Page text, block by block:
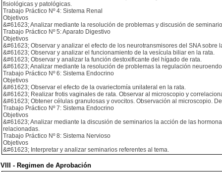
fisiológicas y patológicas.
Trabajo Práctico Nº 4: Sistema Renal
Objetivos
&#61623; Analizar mediante la resolución de problemas y discusión de
Trabajo Práctico Nº 5: Aparato Digestivo
Objetivos
&#61623; Observar y analizar el efecto de los neurotransmisores del SNA sobre
&#61623; Observar y analizar el funcionamiento de la vesícula biliar en la rata.
&#61623; Observar y analizar la función destoxificante del hígado de rata.
&#61623; Analizar mediante la resolución de problemas la regulación
Trabajo Práctico Nº 6: Sistema Endocrino
Objetivos
&#61623; Observar el efecto de la ovariectomía unilateral en la rata.
&#61623; Realizar frotis vaginales de rata. Observar al microscopio y
&#61623; Obtener células granulosas y ovocitos. Observación al microscopio.
Trabajo Práctico Nº 7: Sistema Endocrino
Objetivos
&#61623; Analizar mediante la discusión de seminarios la acción de las
relacionadas.
Trabajo Práctico Nº 8: Sistema Nervioso
Objetivos
&#61623; Interpretar y analizar seminarios referentes al tema.
VIII - Regimen de Aprobación